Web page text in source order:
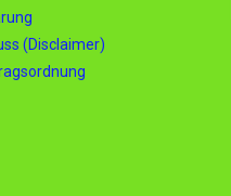
(Disclaimer)